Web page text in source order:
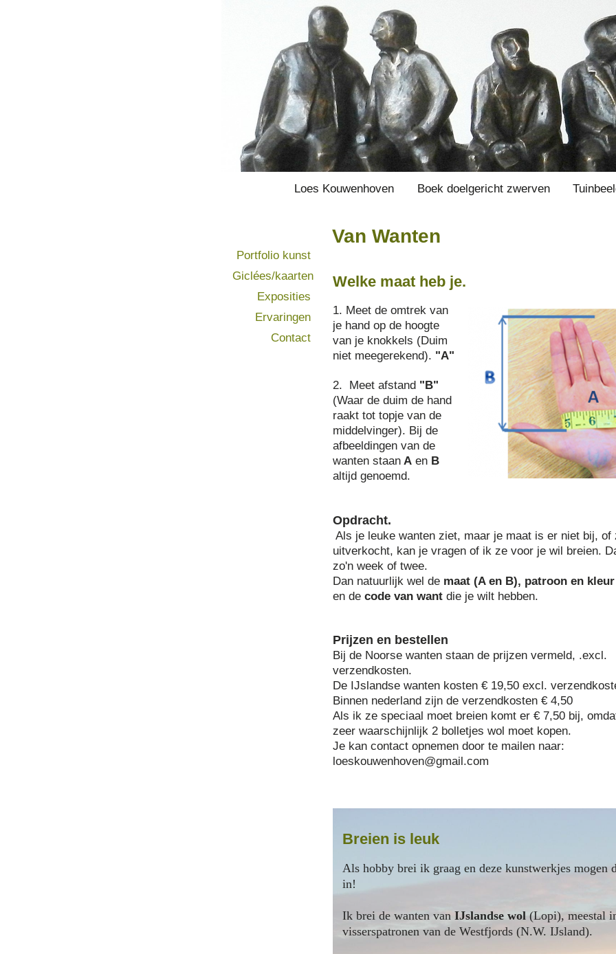
Loes Kouwenhoven Boek doelgericht zwerven
Portfolio kunst
Giclées/kaarten
Exposities
Ervaringen
Contact
Van Wanten
Welke maat heb je.
1. Meet de omtrek van
je hand op de hoogte
van je knokkels (Duim
niet meegerekend). "A"
2. Meet afstand "B"
(Waar de duim de hand
raakt tot topje van de
middelvinger). Bij de
afbeeldingen van de
wanten staanAen B
altijd genoemd.
Opdracht.
Als je leuke wanten ziet, maar je maat is er niet bij, of
uitverkocht, kan je vragen of ik ze voor je wil breien.
zo'n week of twee.
Dan natuurlijk wel demaat (A en B), patroon en kleur
en de code van want die je wilt hebben.
Prijzen en bestellen
Bij de Noorse wanten staan de prijzen vermeld, .excl.
verzendkosten.
De IJslandse wanten kosten € 19,50 excl.
Binnen nederland zijn de verzendkosten € 4,50
Als ik ze speciaal moet breien komt er € 7,50 bij,
zeer waarschijnlijk 2 bolletjes wol moet kopen.
Je kan contact opnemen door te mailen naar:
loeskouwenhoven@gmail.com
Breien is leuk
Als hobby brei ik graag en deze kunstwerkjes mogen
in!
Ik brei de wanten van IJslandse wol (Lopi), meestal
visserspatronen van de Westfjords (N.W. IJsland).